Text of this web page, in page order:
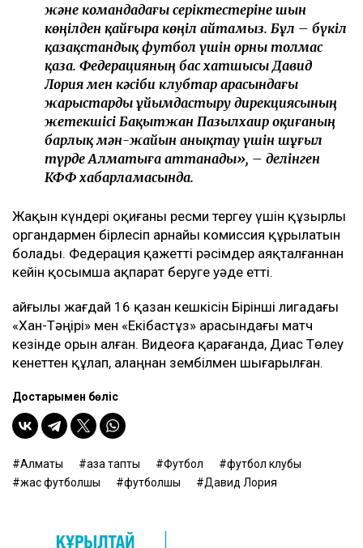
және командадағы серіктестеріне шын
көңілден қайғыра көңіл айтамыз. Бұл – бүкіл
қазақстандық футбол үшін орны толмас
қаза. Федерацияның бас хатшысы Давид
Лория мен кәсіби клубтар арасындағы
жарыстарды ұйымдастыру дирекциясының
жетекшісі Бақытжан Пазылхаир оқиғаның
барлық мән-жайын анықтау үшін шұғыл
түрде Алматыға аттанады», – делінген
КФФ хабарламасында.
Жақын күндері оқиғаны ресми тергеу үшін құзырлы
органдармен бірлесіп арнайы комиссия құрылатын
болады. Федерация қажетті рәсімдер аяқталғаннан
кейін қосымша ақпарат беруге уәде етті.
Қайғылы жағдай 16 қазан кешкісін Бірінші лигадағы
«Хан-Тәңірі» мен «Екібастұз» арасындағы матч
кезінде орын алған. Видеоға қарағанда, Диас Төлеу
кенеттен құлап, алаңнан зембілмен шығарылған.
Достарыңмен бөліс
Алматы қаза тапты Футбол
футбол клубы
жас футболшы
футболшы Давид Лория